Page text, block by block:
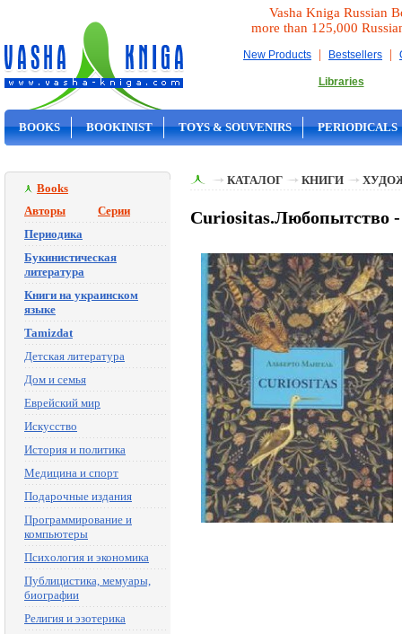
Vasha Kniga Russian
more than 125,000
New Products | Bestsellers |
Libraries
BOOKS BOOKINIST TOYS & SOUVENIRS PERIODICALS
Books
Авторы
Серии
Периодика
Букинистическая
литература
Книги на украинском
языке
Tamizdat
Детская литература
Дом и семья
Еврейский мир
Искусство
История и политика
Медицина и спорт
Подарочные издания
Программирование и
компьютеры
Психология и экономика
Публицистика, мемуары,
биографии
Религия и эзотерика
КАТАЛОГ КНИГИ
Curiositas.Любопытство